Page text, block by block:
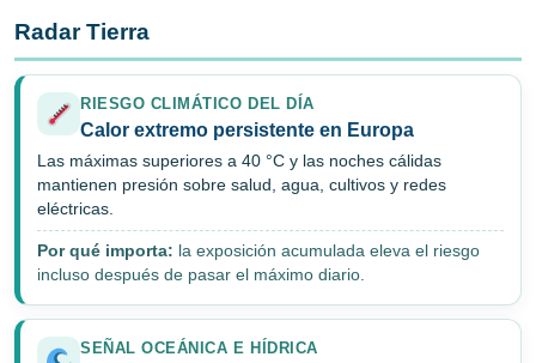
Radar Tierra
RIESGO CLIMÁTICO DEL DÍA
Calor extremo persistente en Europa
Las máximas superiores a 40 °C y las noches cálidas
mantienen presión sobre salud, agua, cultivos y redes
eléctricas.
Por qué importa: la exposición acumulada eleva el riesgo
incluso después de pasar el máximo diario.
SEÑAL OCEÁNICA E HÍDRICA